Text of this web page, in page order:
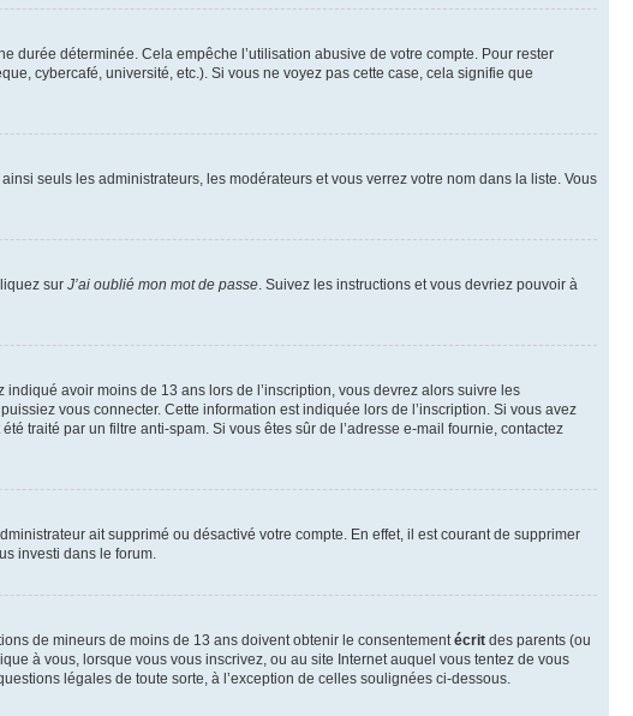
durée déterminée. Cela empêche l’utilisation abusive de votre compte. Pour rester
cybercafé, université, etc.). Si vous ne voyez pas cette case, cela signifie que
ainsi seuls les administrateurs, les modérateurs et vous verrez votre nom dans la liste. Vous
sur J’ai oublié mon mot de passe . Suivez les instructions et vous devriez pouvoir à
avoir moins de 13 ans lors de l’inscription, vous devrez alors suivre les
vous connecter. Cette information est indiquée lors de l’inscription. Si vous avez
traité par un filtre anti-spam. Si vous êtes sûr de l’adresse e-mail fournie, contactez
ait supprimé ou désactivé votre compte. En effet, il est courant de supprimer
investi dans le forum.
de mineurs de moins de 13 ans doivent obtenir le consentement écrit des parents (ou
à vous, lorsque vous vous inscrivez, ou au site Internet auquel vous tentez de vous
légales de toute sorte, à l’exception de celles soulignées ci-dessous.